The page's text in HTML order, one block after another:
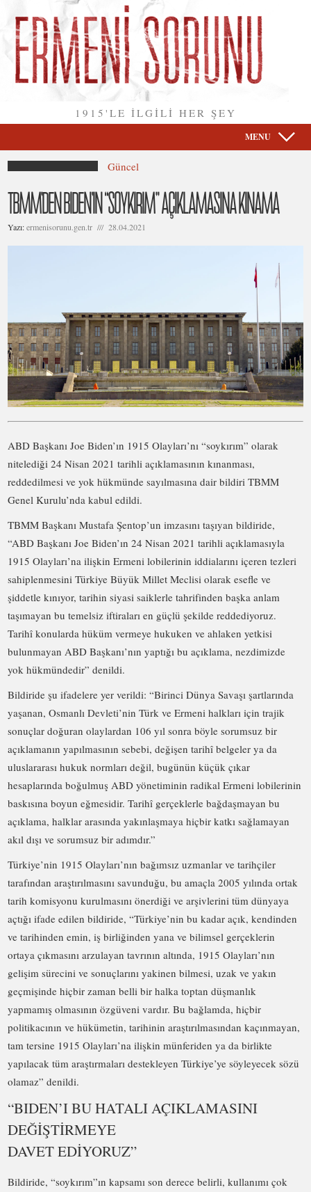
1915'LE İLGİLİ HER ŞEY
MENU
Güncel
TBMM’DEN BIDEN’IN “SOYKIRIM” AÇIKLAMASINA KINAMA
Yazı:ermenisorunu.gen.tr /// 28.04.2021
ABD Başkanı Joe Biden’ın 1915 Olayları’nı “soykırım” olarak
nitelediği 24 Nisan 2021 tarihli açıklamasının kınanması,
reddedilmesi ve yok hükmünde sayılmasına dair bildiri TBMM
Genel Kurulu’nda kabul edildi.
TBMM Başkanı Mustafa Şentop’un imzasını taşıyan bildiride,
“ABD Başkanı Joe Biden’ın 24 Nisan 2021 tarihli açıklamasıyla
1915 Olayları’na ilişkin Ermeni lobilerinin iddialarını içeren tezleri
sahiplenmesini Türkiye Büyük Millet Meclisi olarak esefle ve
şiddetle kınıyor, tarihin siyasi saiklerle tahrifinden başka anlam
taşımayan bu temelsiz iftiraları en güçlü şekilde reddediyoruz.
Tarihî konularda hüküm vermeye hukuken ve ahlaken yetkisi
bulunmayan ABD Başkanı’nın yaptığı bu açıklama, nezdimizde
yok hükmündedir” denildi.
Bildiride şu ifadelere yer verildi: “Birinci Dünya Savaşı şartlarında
yaşanan, Osmanlı Devleti’nin Türk ve Ermeni halkları için trajik
sonuçlar doğuran olaylardan 106 yıl sonra böyle sorumsuz bir
açıklamanın yapılmasının sebebi, değişen tarihî belgeler ya da
uluslararası hukuk normları değil, bugünün küçük çıkar
hesaplarında boğulmuş ABD yönetiminin radikal Ermeni lobilerinin
baskısına boyun eğmesidir. Tarihî gerçeklerle bağdaşmayan bu
açıklama, halklar arasında yakınlaşmaya hiçbir katkı sağlamayan
akıl dışı ve sorumsuz bir adımdır.”
Türkiye’nin 1915 Olayları’nın bağımsız uzmanlar ve tarihçiler
tarafından araştırılmasını savunduğu, bu amaçla 2005 yılında ortak
tarih komisyonu kurulmasını önerdiği ve arşivlerini tüm dünyaya
açtığı ifade edilen bildiride, “Türkiye’nin bu kadar açık, kendinden
ve tarihinden emin, iş birliğinden yana ve bilimsel gerçeklerin
ortaya çıkmasını arzulayan tavrının altında, 1915 Olayları’nın
gelişim sürecini ve sonuçlarını yakinen bilmesi, uzak ve yakın
geçmişinde hiçbir zaman belli bir halka toptan düşmanlık
yapmamış olmasının özgüveni vardır. Bu bağlamda, hiçbir
politikacının ve hükümetin, tarihinin araştırılmasından kaçınmayan,
tam tersine 1915 Olayları’na ilişkin münferiden ya da birlikte
yapılacak tüm araştırmaları destekleyen Türkiye’ye söyleyecek sözü
olamaz” denildi.
“BIDEN’I BU HATALI AÇIKLAMASINI
DEĞİŞTİRMEYE
DAVET EDİYORUZ”
Bildiride, “soykırım”ın kapsamı son derece belirli, kullanımı çok